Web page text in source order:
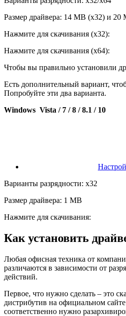
Размер драйвера: 14 MB (x32) и 20
Нажмите для скачивания (x32):
Нажмите для скачивания (x64):
Чтобы вы правильно установили
Есть дополнительный вариант,
Попробуйте эти два варианта.
Windows Vista / 7 / 8 / 8.1 / 10
Варианты разрядности: x32
Размер драйвера: 1 MB
Нажмите для скачивания:
Как установить
Любая офисная техника от
различаются в зависимости от
действий.
Первое, что нужно сделать – это
дистрибутив на официальном
соответственно нужно